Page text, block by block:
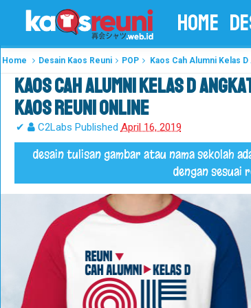
HOME
Home Desain Kaos Reuni POP Kaos Cah Alumni Kelas
Kaos Cah Alumni Kelas D
Kaos Reuni Online
✔ C2Labs Published April 16, 2019
desain tulisan gambar atau nama sekolah
dengan sesuai